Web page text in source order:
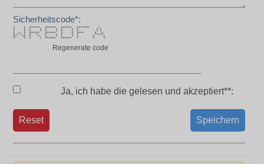
Sicherheitscode*:
* * ****** ****** ****** ******* *
* * * * * * * * * * *
* * * * * * * * * * *
* * * ****** ****** * * **** * *
* * * * * * * * * * * *****
** ** * * * * * * * * *
* * * * ****** ****** * * *
Regenerate code
Ja, ich habe die gelesen und akzeptiert**:
Speichern
Reset